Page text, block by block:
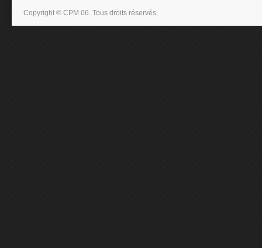
Copyright © CPM 06. Tous droits réservés.